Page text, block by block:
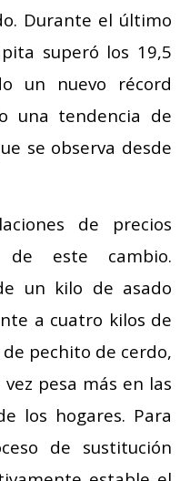
Durante el último
superó los 19,5
un nuevo récord
una tendencia de
se observa desde
de precios
este cambio.
un kilo de asado
a cuatro kilos de
pechito de cerdo,
pesa más en las
los hogares. Para
de sustitución